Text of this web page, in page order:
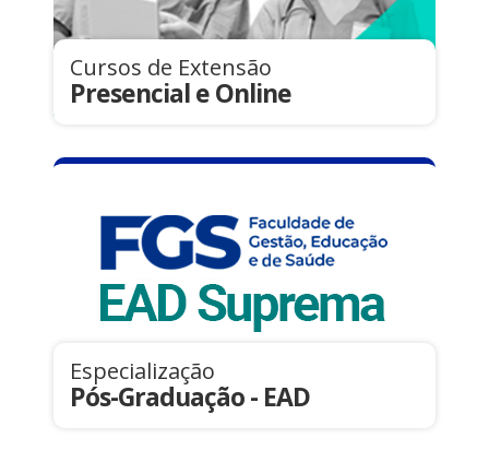
Cursos de Extensão
Presencial e Online
Especialização
Pós-Graduação - EAD